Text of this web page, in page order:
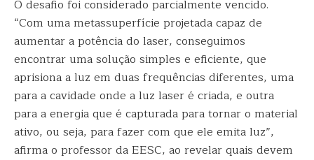
O desafio foi considerado parcialmente vencido.
“Com uma metassuperfície projetada capaz de
aumentar a potência do laser, conseguimos
encontrar uma solução simples e eficiente, que
aprisiona a luz em duas frequências diferentes, uma
para a cavidade onde a luz laser é criada, e outra
para a energia que é capturada para tornar o material
ativo, ou seja, para fazer com que ele emita luz”,
afirma o professor da EESC, ao revelar quais devem